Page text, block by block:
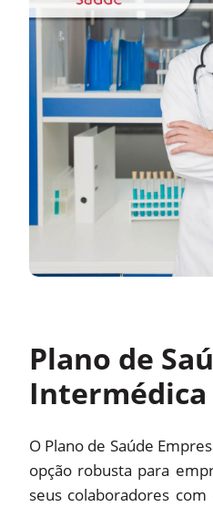
Plano de
O Plano de Saúde
opção robusta para
seus colaboradores